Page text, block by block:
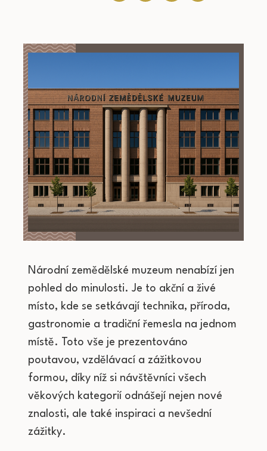
Národní zemědělské muzeum nenabízí jen
pohled do minulosti. Je to akční a živé
místo, kde se setkávají technika, příroda,
gastronomie a tradiční řemesla na jednom
místě. Toto vše je prezentováno
poutavou, vzdělávací a zážitkovou
formou, díky níž si návštěvníci všech
věkových kategorií odnášejí nejen nové
znalosti, ale také inspiraci a nevšední
zážitky.